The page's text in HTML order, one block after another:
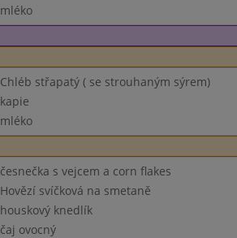
mléko
Chléb střapatý ( se strouhaným sýrem)
kapie
mléko
česnečka s vejcem a corn flakes
Hovězí svíčková na smetaně
houskový knedlík
čaj ovocný